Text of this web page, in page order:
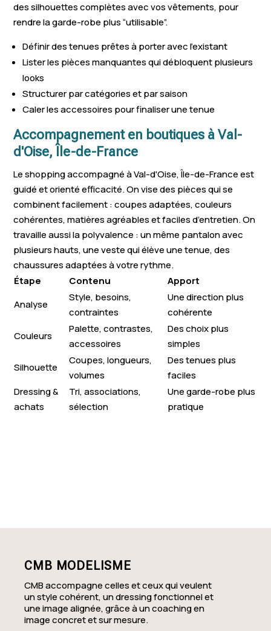
des silhouettes complètes avec vos vêtements, pour
rendre la garde-robe plus “utilisable”.
Définir des tenues prêtes à porter avec l’existant
Lister les pièces manquantes qui débloquent plusieurs
looks
Structurer par catégories et par saison
Caler les accessoires pour finaliser une tenue
Accompagnement en boutiques à Val-
d'Oise, Île-de-France
Le shopping accompagné à Val-d'Oise, Île-de-France est
guidé et orienté efficacité. On vise des pièces qui se
combinent facilement : coupes adaptées, couleurs
cohérentes, matières agréables et faciles d’entretien. On
travaille aussi la polyvalence : un même pantalon avec
plusieurs hauts, une veste qui élève une tenue, des
chaussures adaptées à votre rythme.
Étape
Contenu
Apport
Analyse
Style, besoins,
contraintes
Une direction plus
cohérente
Couleurs
Palette, contrastes,
accessoires
Des choix plus
simples
Silhouette
Coupes, longueurs,
volumes
Des tenues plus
faciles
Dressing &
achats
Tri, associations,
sélection
Une garde-robe plus
pratique
CMB MODELISME
CMB accompagne celles et ceux qui veulent
un style cohérent, un dressing fonctionnel et
une image alignée, grâce à un coaching en
image concret et sur mesure.